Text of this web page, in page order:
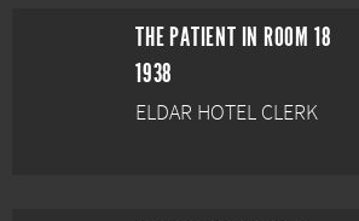
THE PATIENT IN ROOM 18
1938
ELDAR HOTEL CLERK